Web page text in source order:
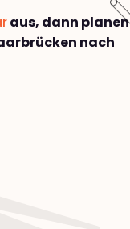
aus, dann planen
nach